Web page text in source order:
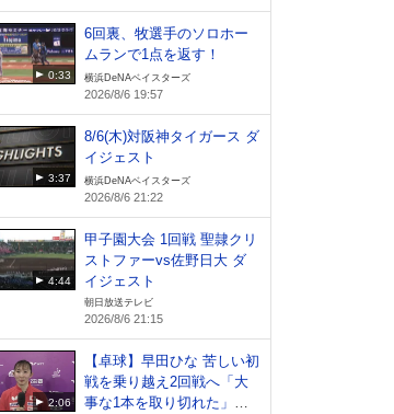
0:33
6回裏、牧選手のソロホー
ムランで1点を返す！
横浜DeNAベイスターズ
2026/8/6 19:57
3:37
8/6(木)対阪神タイガース ダ
イジェスト
横浜DeNAベイスターズ
2026/8/6 21:22
4:44
甲子園大会 1回戦 聖隷クリ
ストファーvs佐野日大 ダ
イジェスト
朝日放送テレビ
2026/8/6 21:15
2:06
【卓球】早田ひな 苦しい初
戦を乗り越え2回戦へ「大
事な1本を取り切れた」日